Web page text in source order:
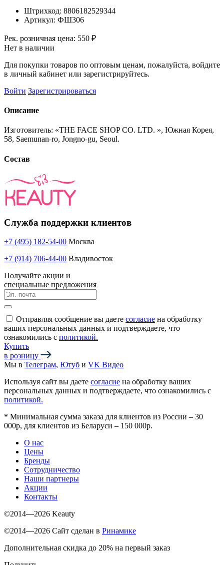
Штрихкод: 8806182529344
Артикул: ФШ306
Рек. розничная цена: 550 ₽
Нет в наличии
Для покупки товаров по оптовым ценам, пожалуйста, войдите
в личный кабинет или зарегистрируйтесь.
Войти Зарегистрироваться
Описание
Изготовитель: «THE FACE SHOP CO. LTD. », Южная Корея,
58, Saemunan-ro, Jongno-gu, Seoul.
Состав
Служба поддержки клиентов
+7 (495) 182-54-00 Москва
+7 (914) 706-44-00 Владивосток
Получайте акции и
специальные предложения
Отправляя сообщение вы даете согласие на обработку
ваших персональных данных и подтверждаете, что
ознакомились с политикой.
Купить
в розницу
Мы в Телеграм, Ютуб и VK Видео
Используя сайт вы даете согласие на обработку ваших
персональных данных и подтверждаете, что ознакомились с
политикой.
* Минимальная сумма заказа для клиентов из России – 30
000р, для клиентов из Беларуси – 150 000р.
О нас
Цены
Бренды
Сотрудничество
Наши партнеры
Акции
Контакты
©2014—2026 Keauty
©2014—2026 Сайт сделан в Ринамике
Дополнительная скидка до 20% на первый заказ